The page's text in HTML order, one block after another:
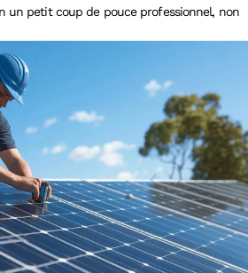
un petit coup de pouce professionnel, non